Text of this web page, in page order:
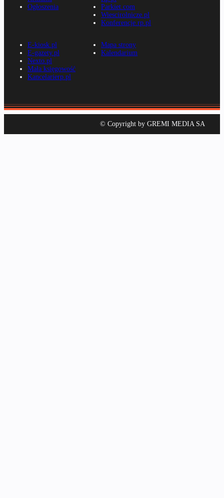
Ogłoszenia
Parkiet.com
Wiescirolnicze.pl
Konferencje.rp.pl
E-kiosk.pl
E-gazety.pl
Nexto.pl
Mała księgowość
Kancelarierp.pl
Mapa strony
Kalendarium
© Copyright by GREMI MEDIA SA